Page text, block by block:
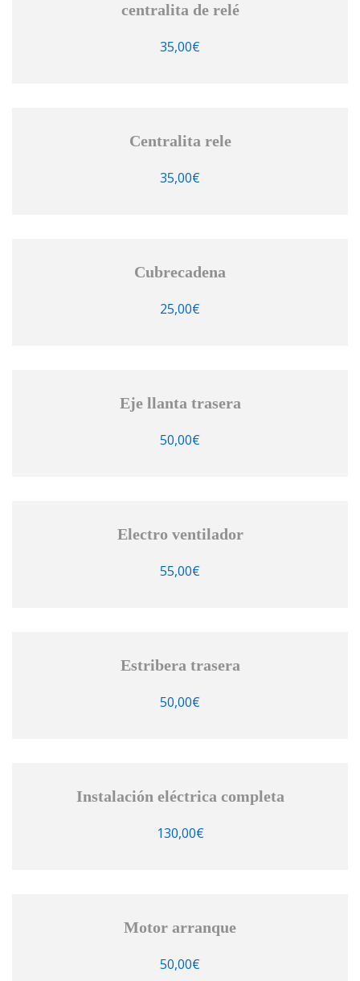
centralita de relé
35,00€
Centralita rele
35,00€
Cubrecadena
25,00€
Eje llanta trasera
50,00€
Electro ventilador
55,00€
Estribera trasera
50,00€
Instalación eléctrica completa
130,00€
Motor arranque
50,00€